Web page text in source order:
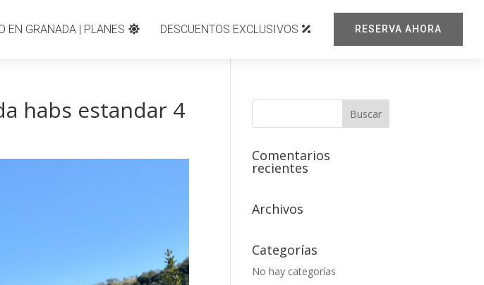
EN GRANADA | PLANES DESCUENTOS EXCLUSIVOS RESERVA AHORA
habs estandar 4
Comentarios
recientes
Archivos
Categorías
No hay categorías